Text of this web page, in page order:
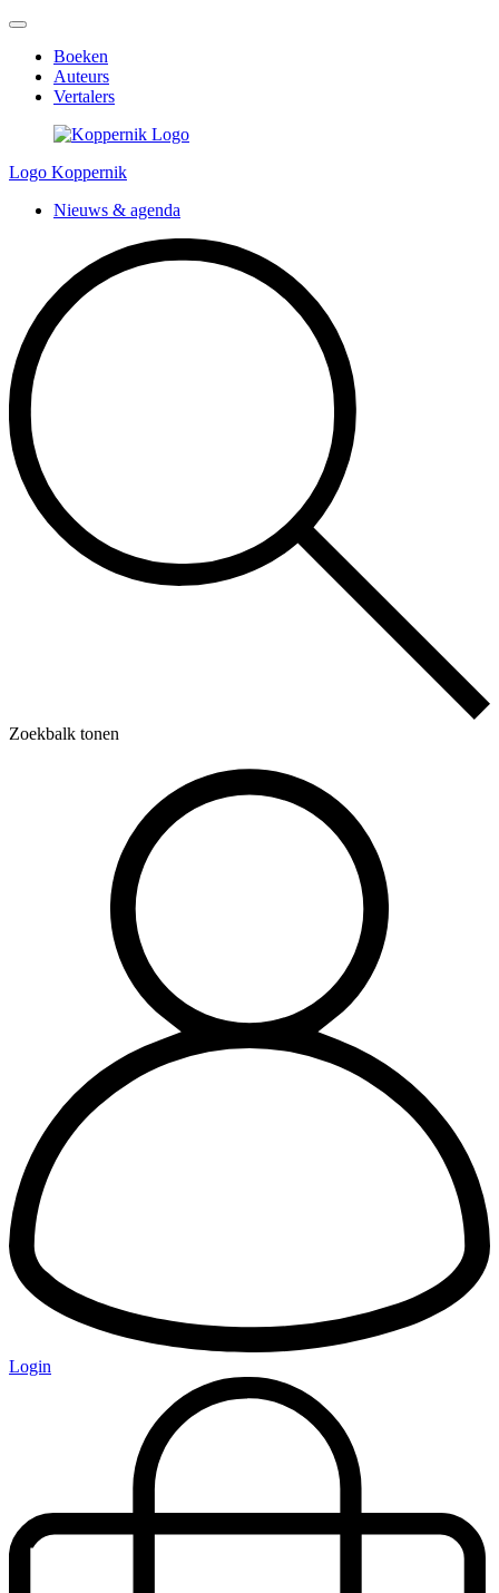
Boeken
Auteurs
Vertalers
Logo Koppernik
Nieuws & agenda
Zoekbalk tonen
Login